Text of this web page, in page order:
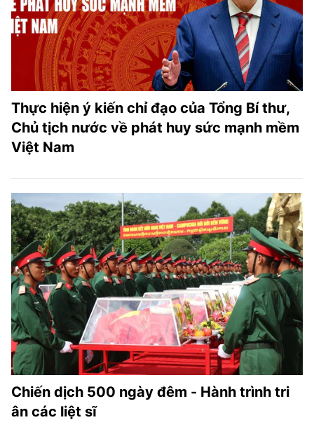
Thực hiện ý kiến chỉ đạo của Tổng Bí thư,
Chủ tịch nước về phát huy sức mạnh mềm
Việt Nam
Chiến dịch 500 ngày đêm - Hành trình tri
ân các liệt sĩ